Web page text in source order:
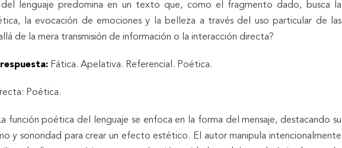
del lenguaje predomina en un texto que, como el fragmento dado, busca la
la evocación de emociones y la belleza a través del uso particular de las
de la mera transmisión de información o la interacción directa?
Fática. Apelativa. Referencial. Poética.
Poética.
función poética del lenguaje se enfoca en la forma del mensaje, destacando su
y sonoridad para crear un efecto estético. El autor manipula intencionalmente